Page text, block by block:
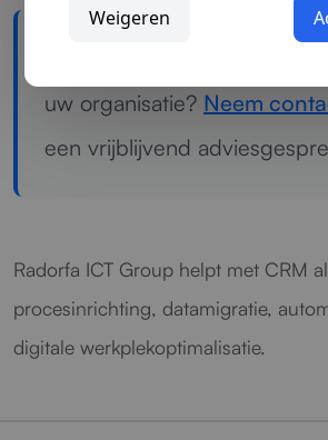
uw organisatie? Neem
een vrijblijvend
Radorfa ICT Group helpt met CRM
procesinrichting, datamigratie,
digitale werkplekoptimalisatie.
Weigeren